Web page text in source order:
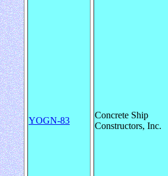
YOGN-83
Concrete Ship
Constructors, Inc.